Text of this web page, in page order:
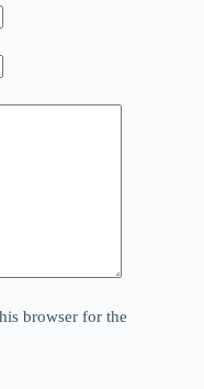
browser for the